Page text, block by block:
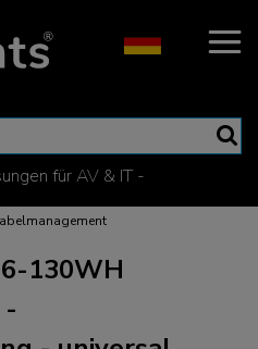
für AV & IT -
130WH